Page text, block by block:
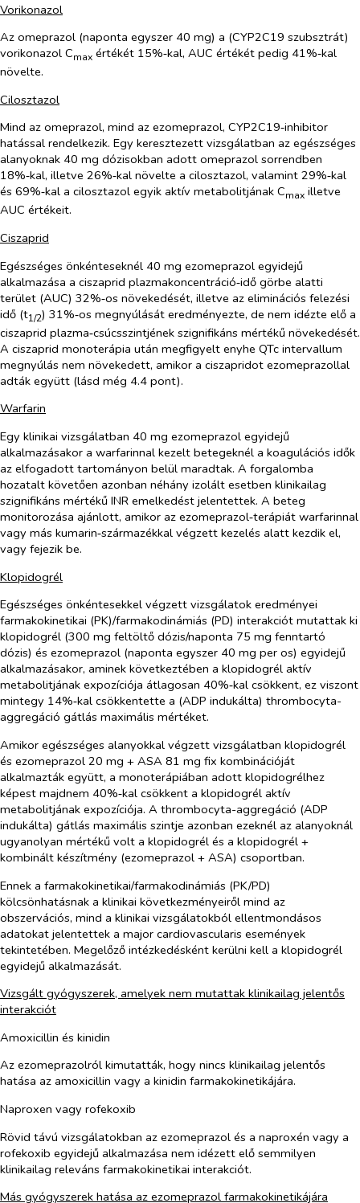
Vorikonazol
Az omeprazol (naponta egyszer 40 mg) a (CYP2C19 szubsztrát)
vorikonazol Cmax értékét 15%‑kal, AUC értékét pedig 41%‑kal
növelte.
Cilosztazol
Mind az omeprazol, mind az ezomeprazol, CYP2C19‑inhibitor
hatással rendelkezik. Egy keresztezett vizsgálatban az egészséges
alanyoknak 40 mg dózisokban adott omeprazol sorrendben
18%‑kal, illetve 26%‑kal növelte a cilosztazol, valamint 29%‑kal
és 69%‑kal a cilosztazol egyik aktív metabolitjának Cmax illetve
AUC értékeit.
Ciszaprid
Egészséges önkénteseknél 40 mg ezomeprazol egyidejű
alkalmazása a ciszaprid plazmakoncentráció‑idő görbe alatti
terület (AUC) 32%‑os növekedését, illetve az eliminációs felezési
idő (t1/2) 31%‑os megnyúlását eredményezte, de nem idézte elő a
ciszaprid plazma‑csúcsszintjének szignifikáns mértékű növekedését.
A ciszaprid monoterápia után megfigyelt enyhe QTc intervallum
megnyúlás nem növekedett, amikor a ciszapridot ezomeprazollal
adták együtt (lásd még 4.4 pont).
Warfarin
Egy klinikai vizsgálatban 40 mg ezomeprazol egyidejű
alkalmazásakor a warfarinnal kezelt betegeknél a koagulációs idők
az elfogadott tartományon belül maradtak. A forgalomba
hozatalt követően azonban néhány izolált esetben klinikailag
szignifikáns mértékű INR emelkedést jelentettek. A beteg
monitorozása ajánlott, amikor az ezomeprazol‑terápiát warfarinnal
vagy más kumarin‑származékkal végzett kezelés alatt kezdik el,
vagy fejezik be.
Klopidogrél
Egészséges önkéntesekkel végzett vizsgálatok eredményei
farmakokinetikai (PK)/farmakodinámiás (PD) interakciót mutattak ki
klopidogrél (300 mg feltöltő dózis/naponta 75 mg fenntartó
dózis) és ezomeprazol (naponta egyszer 40 mg per os) egyidejű
alkalmazásakor, aminek következtében a klopidogrél aktív
metabolitjának expozíciója átlagosan 40%‑kal csökkent, ez viszont
mintegy 14%‑kal csökkentette a (ADP indukálta) thrombocyta-
aggregáció gátlás maximális mértéket.
Amikor egészséges alanyokkal végzett vizsgálatban klopidogrél
és ezomeprazol 20 mg + ASA 81 mg fix kombinációját
alkalmazták együtt, a monoterápiában adott klopidogrélhez
képest majdnem 40%‑kal csökkent a klopidogrél aktív
metabolitjának expozíciója. A thrombocyta-aggregáció (ADP
indukálta) gátlás maximális szintje azonban ezeknél az alanyoknál
ugyanolyan mértékű volt a klopidogrél és a klopidogrél +
kombinált készítmény (ezomeprazol + ASA) csoportban.
Ennek a farmakokinetikai/farmakodinámiás (PK/PD)
kölcsönhatásnak a klinikai következményeiről mind az
obszervációs, mind a klinikai vizsgálatokból ellentmondásos
adatokat jelentettek a major cardiovascularis események
tekintetében. Megelőző intézkedésként kerülni kell a klopidogrél
egyidejű alkalmazását.
Vizsgált gyógyszerek, amelyek nem mutattak klinikailag jelentős
interakciót
Amoxicillin és kinidin
Az ezomeprazolról kimutatták, hogy nincs klinikailag jelentős
hatása az amoxicillin vagy a kinidin farmakokinetikájára.
Naproxen vagy rofekoxib
Rövid távú vizsgálatokban az ezomeprazol és a naproxén vagy a
rofekoxib egyidejű alkalmazása nem idézett elő semmilyen
klinikailag releváns farmakokinetikai interakciót.
Más gyógyszerek hatása az ezomeprazol farmakokinetikájára